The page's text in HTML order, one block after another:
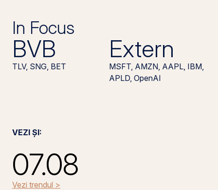
In Focus
BVB
TLV, SNG, BET
Extern
MSFT, AMZN, AAPL, IBM,
APLD, OpenAI
VEZI ȘI:
07.08
Vezi trendul >